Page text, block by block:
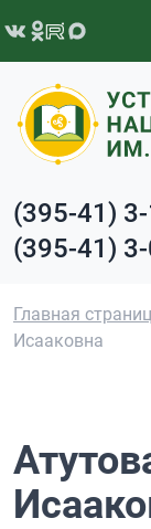
(395-41)
(395-41)
Главная
Исааковна